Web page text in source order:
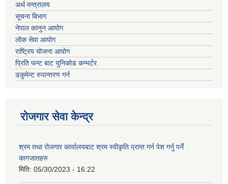
अर्थ मन्त्रालय
सूचना बिभाग
नेपाल कानुन आयोग
लोक सेवा आयोग
राष्ट्रिय योजना आयोग
प्रिति फन्ट बाट युनिकोड कन्भर्टर
डकुमेन्ट रुपान्तरण गर्न
रोजगार सेवा केन्द्र
श्रम तथा रोजगार कार्यालयबाट श्रम स्वीकृति प्राप्त गर्न पेश गर्नु पर्ने
कागजातहरु
मिति: 05/30/2023 - 16:22